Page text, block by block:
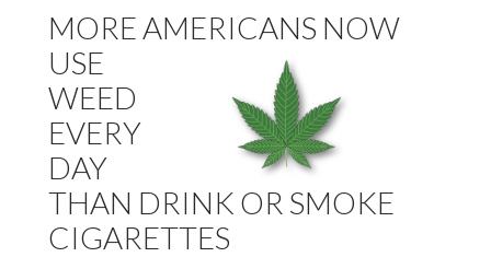
MORE AMERICANS NOW
USE
WEED
EVERY
DAY
THAN DRINK OR SMOKE
CIGARETTES